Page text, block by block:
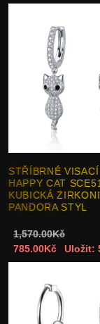
STŘÍBRNÉ
HAPPY CAT
KUBICKÁ
PANDORA STYL
1,570.00Kč
785.00Kč
Uložit: